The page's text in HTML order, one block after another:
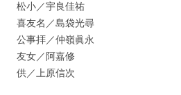
松小／宇良佳祐
喜友名／島袋光尋
公事拝／仲嶺眞永
友女／阿嘉修
供／上原信次